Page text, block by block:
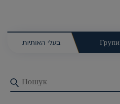
בעלי האותיות Групи